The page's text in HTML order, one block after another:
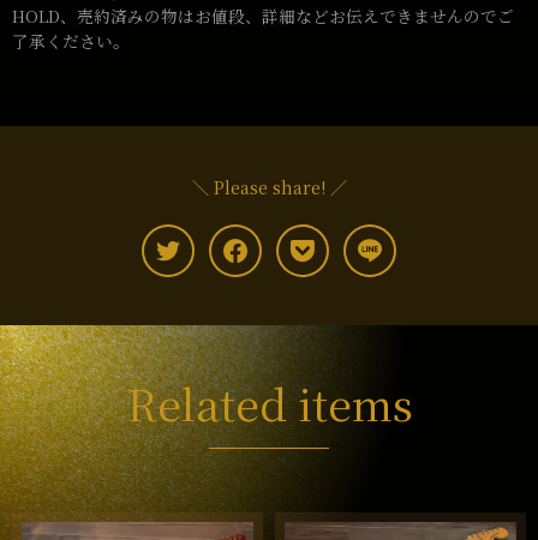
HOLD、売約済みの物はお値段、詳細などお伝えできませんのでご
了承ください。
＼ Please share! ／
Related items